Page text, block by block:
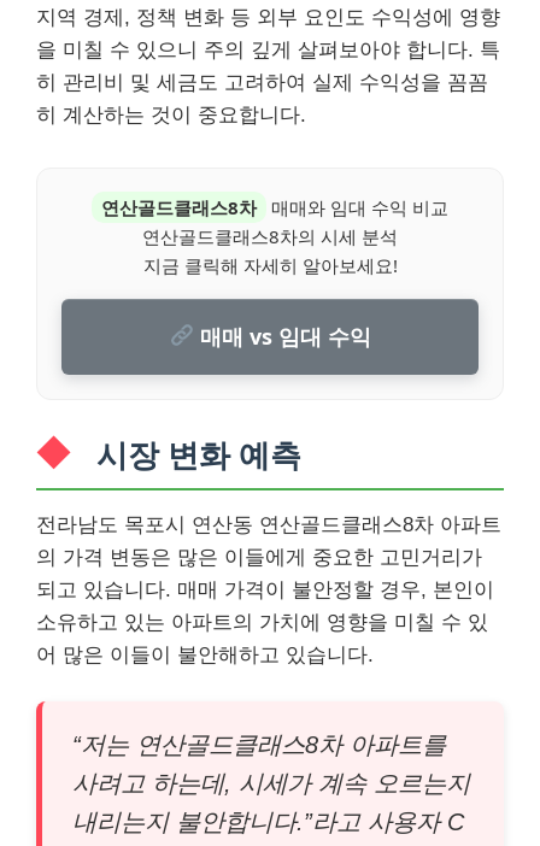
지역 경제, 정책 변화 등 외부 요인도 수익성에 영향
을 미칠 수 있으니 주의 깊게 살펴보아야 합니다. 특
히 관리비 및 세금도 고려하여 실제 수익성을 꼼꼼
히 계산하는 것이 중요합니다.
연산골드클래스8차
매매와 임대 수익 비교
연산골드클래스8차의 시세 분석
지금 클릭해 자세히 알아보세요!
매매 vs 임대 수익
시장 변화 예측
전라남도 목포시 연산동 연산골드클래스8차 아파트
의 가격 변동은 많은 이들에게 중요한 고민거리가
되고 있습니다. 매매 가격이 불안정할 경우, 본인이
소유하고 있는 아파트의 가치에 영향을 미칠 수 있
어 많은 이들이 불안해하고 있습니다.
“저는 연산골드클래스8차 아파트를
사려고 하는데, 시세가 계속 오르는지
내리는지 불안합니다.”라고 사용자 C